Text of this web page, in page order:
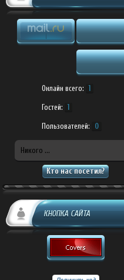
Онлайн всего: 1
Гостей: 1
Пользователей: 0
Никого ...
Кто нас посетил?
КНОПКА САЙТА